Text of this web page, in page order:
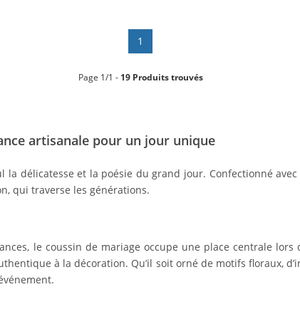
1
Page 1/1 - 19 Produits trouvés
artisanale pour un jour unique
délicatesse et la poésie du grand jour. Confectionné
qui traverse les générations.
le coussin de mariage occupe une place centrale
à la décoration. Qu’il soit orné de motifs floraux,